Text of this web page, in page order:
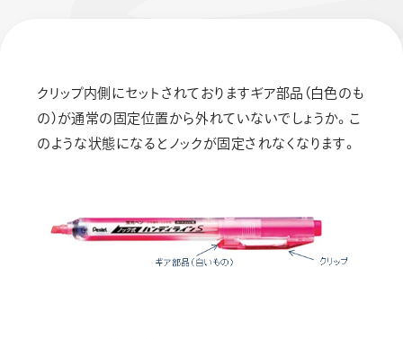
ブラッシュ（筆）
画材
その他
運営会社
クリップ内側にセットされておりますギア部品（白色のも
の）が通常の固定位置から外れていないでしょうか。こ
のような状態になるとノックが固定されなくなります。